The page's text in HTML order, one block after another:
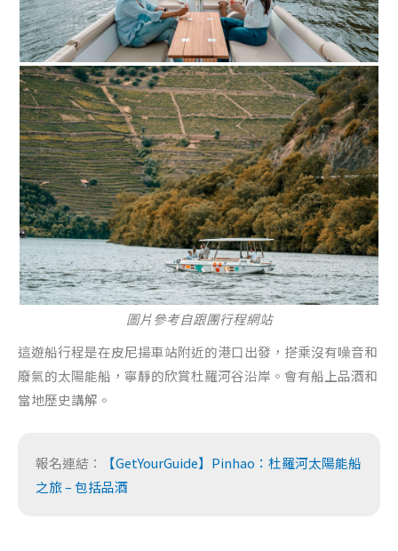
圖片參考自跟團行程網站
這遊船行程是在皮尼揚車站附近的港口出發，搭乘沒有噪音和
廢氣的太陽能船，寧靜的欣賞杜羅河谷沿岸。會有船上品酒和
當地歷史講解。
報名連結：
【GetYourGuide】Pinhao：杜羅河太陽能船
之旅 – 包括品酒